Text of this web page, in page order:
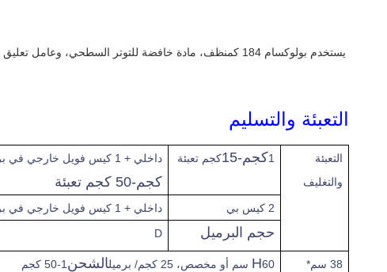
يستخدم بولوكسام 184 كمنظف، مادة خافضة للتوتر السطحي، وعامل تعليق في مستحضرات التجميل. له تهيج معين.
التعبئة والتسليم
التعبئة
والتغليف
1كجم-15 كجم تعبئة داخلي + 1 كيس فويل خارجي في برميل
كجم-50 كجم تعبئة
2 كيس بي داخلي + 1 كيس فويل خارجي في برميل
حجم البرميل D
38 سم* H60 سم أو مخصص، 25 كجم/ برميل الشحن 1-50 كجم